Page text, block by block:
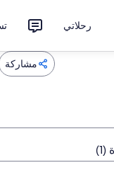
رحلاتي
مشاركة